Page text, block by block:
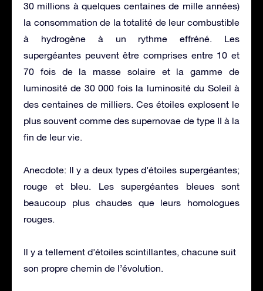
30 millions à quelques centaines de mille années)
la consommation de la totalité de leur combustible
à hydrogène à un rythme effréné. Les
supergéantes peuvent être comprises entre 10 et
70 fois de la masse solaire et la gamme de
luminosité de 30 000 fois la luminosité du Soleil à
des centaines de milliers. Ces étoiles explosent le
plus souvent comme des supernovae de type II à la
fin de leur vie.
Anecdote: Il y a deux types d’étoiles supergéantes;
rouge et bleu. Les supergéantes bleues sont
beaucoup plus chaudes que leurs homologues
rouges.
Il y a tellement d’étoiles scintillantes, chacune suit
son propre chemin de l’évolution.